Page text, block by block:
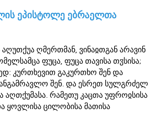
ეპისტოლე ებრაელთა
ღმერთმან, ვინაჲთგან არავინ
ფუცა, ფუცა თავისა თჳსისა;
კურთხევით გაკურთხო შენ და
შენ. და ესრეთ სულგრძელ
აღთქუმასა. რამეთუ კაცთა უფროჲსისა
ყოვლისა ცილობისა მათისა